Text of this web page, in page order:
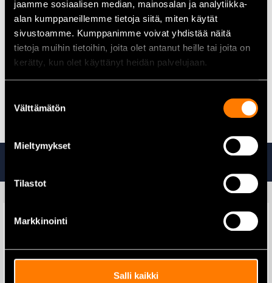
jaamme sosiaalisen median, mainosalan ja analytiikka-
alan kumppaneillemme tietoja siitä, miten käytät
sivustoamme. Kumppanimme voivat yhdistää näitä
tietoja muihin tietoihin, joita olet antanut heille tai joita on
kerätty, kun olet käyttänyt heidän palvelujaan.
valinta
Välttämätön
Mieltymykset
Tilastot
Markkinointi
Salli kaikki
Materiaali:Lämpökäsitelty kovateräs
Pinnoite:Nikkeli- ja kromipinnoitettu
Paino:1,00 kg
Ehoma XG20L pika liimauspuristin yhdistää kestävän rakenteen
ja laadukkaan pinnoitteen, tarjoten luotettavan työkalun
Kulmahiomakone 125mm
Makita DDF484Z
Akkuporakone 18V runko